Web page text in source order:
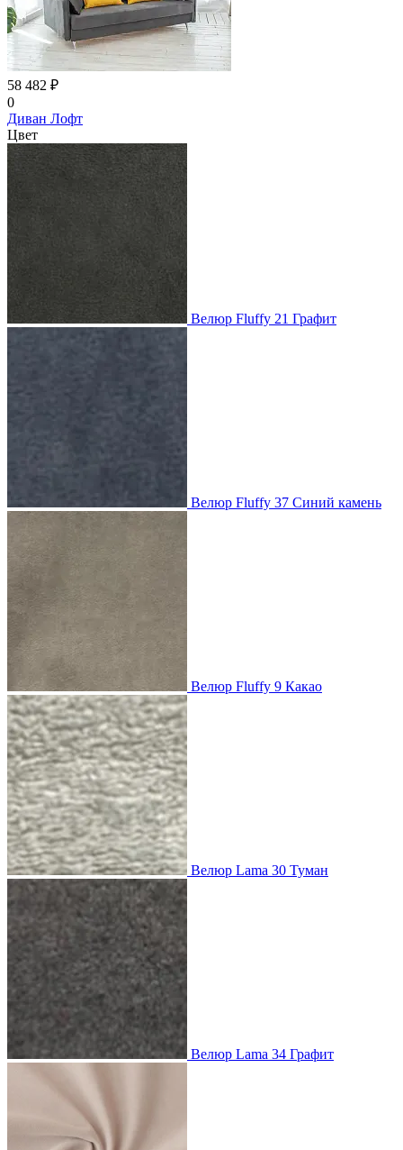
58 482 ₽
0
Диван Лофт
Цвет
Велюр Fluffy 21 Графит
Велюр Fluffy 37 Синий камень
Велюр Fluffy 9 Какао
Велюр Lama 30 Туман
Велюр Lama 34 Графит